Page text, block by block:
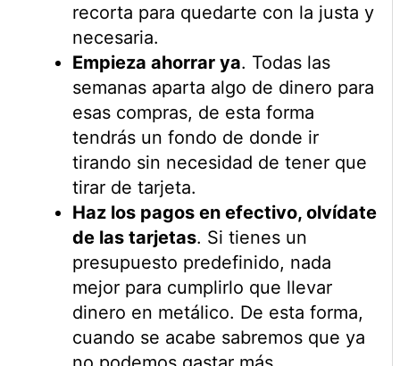
recorta para quedarte con la justa y
necesaria.
Empieza ahorrar ya. Todas las
semanas aparta algo de dinero para
esas compras, de esta forma
tendrás un fondo de donde ir
tirando sin necesidad de tener que
tirar de tarjeta.
Haz los pagos en efectivo, olvídate
de las tarjetas. Si tienes un
presupuesto predefinido, nada
mejor para cumplirlo que llevar
dinero en metálico. De esta forma,
cuando se acabe sabremos que ya